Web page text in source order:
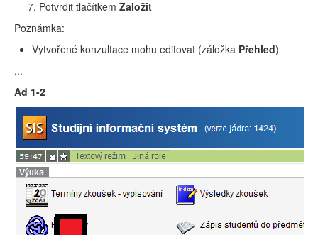
Potvrdit tlačítkem Založit
Poznámka:
Vytvořené konzultace mohu editovat (záložka Přehled)
...
Ad 1-2